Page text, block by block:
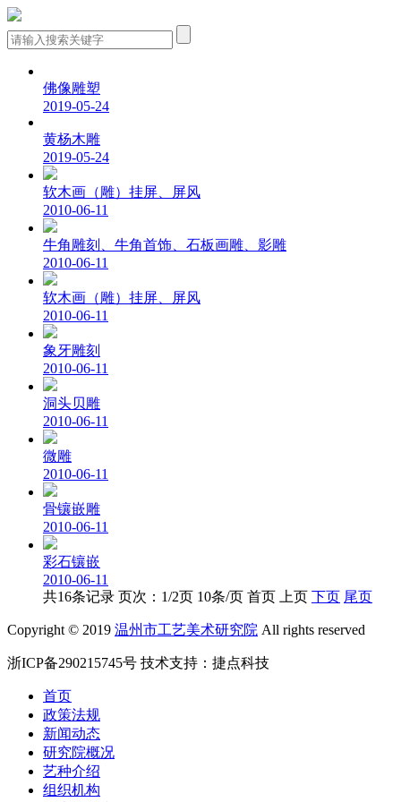
佛像雕塑
2019-05-24
黄杨木雕
2019-05-24
软木画（雕）挂屏、屏风
2010-06-11
牛角雕刻、牛角首饰、石板画雕、影雕
2010-06-11
软木画（雕）挂屏、屏风
2010-06-11
象牙雕刻
2010-06-11
洞头贝雕
2010-06-11
微雕
2010-06-11
骨镶嵌雕
2010-06-11
彩石镶嵌
2010-06-11
共16条记录 页次：1/2页 10条/页 首页 上页 下页 尾页
Copyright © 2019 温州市工艺美术研究院 All rights reserved
浙ICP备290215745号 技术支持： 捷点科技
首页
政策法规
新闻动态
研究院概况
艺种介绍
组织机构